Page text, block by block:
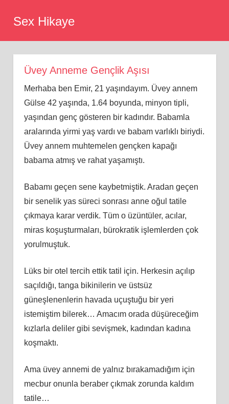
Sex Hikaye
Üvey Anneme Gençlik Aşısı
Merhaba ben Emir, 21 yaşındayım. Üvey annem
Gülse 42 yaşında, 1.64 boyunda, minyon tipli,
yaşından genç gösteren bir kadındır. Babamla
aralarında yirmi yaş vardı ve babam varlıklı biriydi.
Üvey annem muhtemelen gençken kapağı
babama atmış ve rahat yaşamıştı.
Babamı geçen sene kaybetmiştik. Aradan geçen
bir senelik yas süreci sonrası anne oğul tatile
çıkmaya karar verdik. Tüm o üzüntüler, acılar,
miras koşuşturmaları, bürokratik işlemlerden çok
yorulmuştuk.
Lüks bir otel tercih ettik tatil için. Herkesin açılıp
saçıldığı, tanga bikinilerin ve üstsüz
güneşlenenlerin havada uçuştuğu bir yeri
istemiştim bilerek… Amacım orada düşüreceğim
kızlarla deliler gibi sevişmek, kadından kadına
koşmaktı.
Ama üvey annemi de yalnız bırakamadığım için
mecbur onunla beraber çıkmak zorunda kaldım
tatile…